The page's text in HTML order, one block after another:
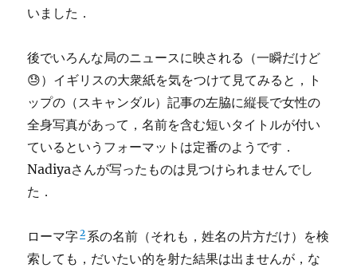
いました．
後でいろんな局のニュースに映される（一瞬だけど
😓）イギリスの大衆紙を気をつけて見てみると，ト
ップの（スキャンダル）記事の左脇に縦長で女性の
全身写真があって，名前を含む短いタイトルが付い
ているというフォーマットは定番のようです．
Nadiyaさんが写ったものは見つけられませんでし
た．
ローマ字2 系の名前（それも，姓名の片方だけ）を検
索しても，だいたい的を射た結果は出ませんが，な